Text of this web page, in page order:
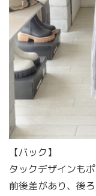
【バック】
タックデザインも
前後差があり、後